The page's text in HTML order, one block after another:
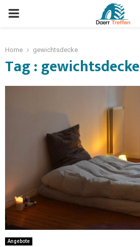
Home gewichtsdecke
Tag : gewichtsdecke
Angebote